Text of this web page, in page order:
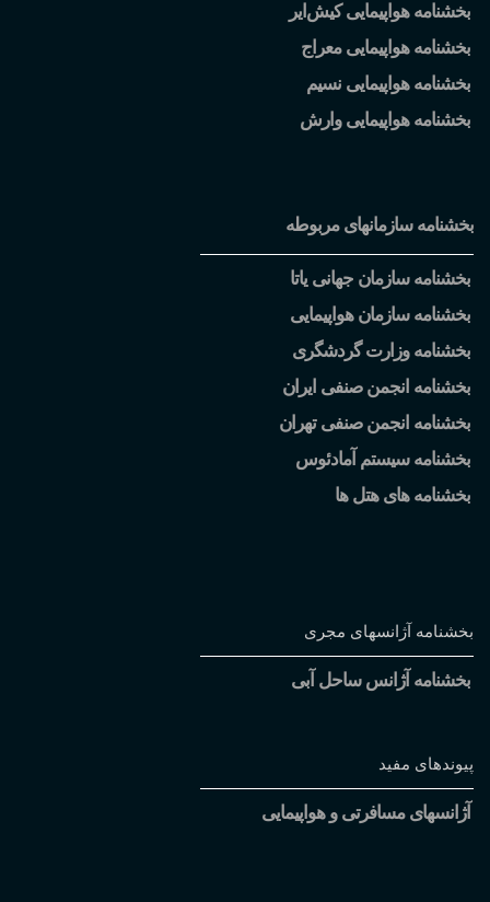
بخشنامه هواپیمایی کیش ایر
بخشنامه هواپیمایی معراج
بخشنامه هواپیمایی نسیم
بخشنامه هواپیمایی وارش
بخشنامه سازمانهای مربوطه
بخشنامه سازمان جهانی یاتا
بخشنامه سازمان هواپیمایی
بخشنامه وزارت گردشگری
بخشنامه انجمن صنفی ایران
بخشنامه انجمن صنفی تهران
بخشنامه سیستم آمادئوس
بخشنامه های هتل ها
بخشنامه آژانسهای مجری
بخشنامه آژانس ساحل آبی
پیوندهای مفید
آژانسهای مسافرتی و هواپیمایی